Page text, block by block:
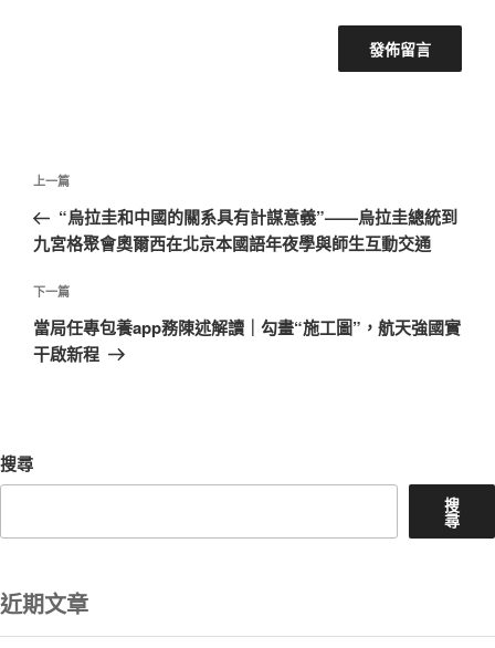
文
導
覽
上
一
篇
章
上一篇
“烏拉圭和中國的關系具有計謀意義”——烏拉圭總統到
九宮格聚會奧爾西在北京本國語年夜學與師生互動交通
下
一
篇
下一篇
當局任專包養app務陳述解讀｜勾畫“施工圖”，航天強國實
干啟新程
搜尋
搜
尋
近期文章